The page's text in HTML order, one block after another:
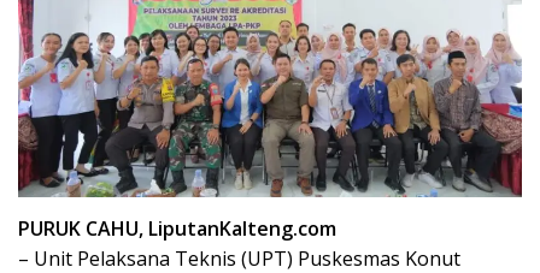
PURUK CAHU, LiputanKalteng.com
– Unit Pelaksana Teknis (UPT) Puskesmas Konut